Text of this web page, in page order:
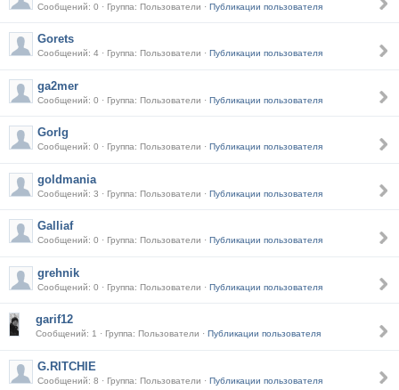
Сообщений: 0 · Группа: Пользователи · Публикации пользователя
Gorets
Сообщений: 4 · Группа: Пользователи · Публикации пользователя
ga2mer
Сообщений: 0 · Группа: Пользователи · Публикации пользователя
Gorlg
Сообщений: 0 · Группа: Пользователи · Публикации пользователя
goldmania
Сообщений: 3 · Группа: Пользователи · Публикации пользователя
Galliaf
Сообщений: 0 · Группа: Пользователи · Публикации пользователя
grehnik
Сообщений: 0 · Группа: Пользователи · Публикации пользователя
garif12
Сообщений: 1 · Группа: Пользователи · Публикации пользователя
G.RITCHIE
Сообщений: 8 · Группа: Пользователи · Публикации пользователя